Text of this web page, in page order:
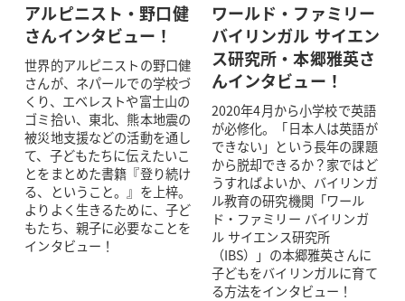
アルピニスト・野口健
さんインタビュー！
世界的アルピニストの野口健
さんが、ネパールでの学校づ
くり、エベレストや富士山の
ゴミ拾い、東北、熊本地震の
被災地支援などの活動を通し
て、子どもたちに伝えたいこ
とをまとめた書籍『登り続け
る、ということ。』を上梓。
よりよく生きるために、子ど
もたち、親子に必要なことを
インタビュー！
ワールド・ファミリー
バイリンガル サイエン
ス研究所・本郷雅英さ
んインタビュー！
2020年4月から小学校で英語
が必修化。「日本人は英語が
できない」という長年の課題
から脱却できるか？家ではど
うすればよいか、バイリンガ
ル教育の研究機関「ワール
ド・ファミリー バイリンガ
ル サイエンス研究所
（IBS）」の本郷雅英さんに
子どもをバイリンガルに育て
る方法をインタビュー！